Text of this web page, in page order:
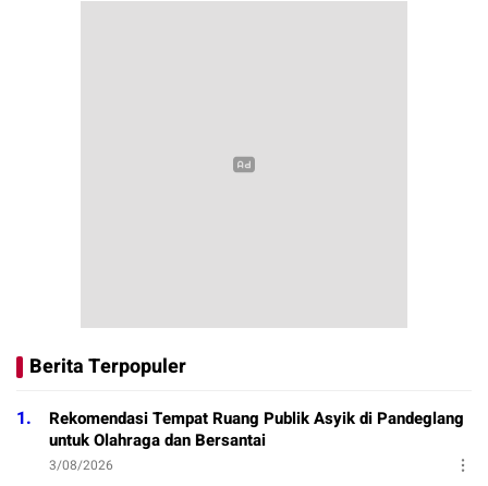
Berita Terpopuler
1.
Rekomendasi Tempat Ruang Publik Asyik di Pandeglang
untuk Olahraga dan Bersantai
3/08/2026